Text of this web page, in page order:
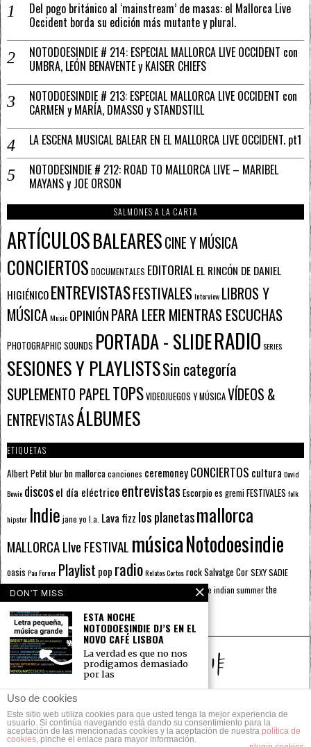
Del pogo británico al ‘mainstream’ de masas: el Mallorca Live
Occident borda su edición más mutante y plural.
NOTODOESINDIE # 214: ESPECIAL MALLORCA LIVE OCCIDENT con
UMBRA, LEÓN BENAVENTE y KAISER CHIEFS
NOTODOESINDIE # 213: ESPECIAL MALLORCA LIVE OCCIDENT con
CARMEN y MARÍA, DMASSO y STANDSTILL
LA ESCENA MUSICAL BALEAR EN EL MALLORCA LIVE OCCIDENT. pt1
NOTODESINDIE # 212: ROAD TO MALLORCA LIVE – MARIBEL
MAYANS y JOE ORSON
SALMONES A LA CARTA
ARTÍCULOSBALEARESCINE Y MÚSICA
CONCIERTOS DOCUMENTALES EDITORIALEL RINCÓN DE DANIEL
HIGIÉNICOENTREVISTASFESTIVALESInterview LIBROS Y
MÚSICAMusic OPINIÓNPARA LEER MIENTRAS ESCUCHAS
PHOTOGRAPHIC SOUNDS PORTADA - SLIDERADIO SERIES
SESIONES Y PLAYLISTSSin categoría
SUPLEMENTO PAPELTOPSVIDEOJUEGOS Y MÚSICAVÍDEOS &
ENTREVISTASÁLBUMES
ETIQUETAS
Albert Petitblurbn mallorcacanciones ceremoneyCONCIERTOS cultura David
Bowie discosel día eléctrico entrevistas Escorpioes gremiFESTIVALES folk
hipster Indie jane yo l.a. Lava fizz los planetasmallorca
MALLORCA LIve FESTIVAL músicaNotodoesindie
oasis Pau Forner Playlist pop radioRelatos CortosrockSalvatge CorSEXY SADIE
sputniksputnik radio the curethe indian summerthe
the wheelsu2 álbumes
© 2014 Todos los derechos reservados.
POLÍTICA DE PRIVACIDAD CONTACTO
Uso de cookies
Este sitio web utiliza cookies para que usted tenga la mejor experiencia de
usuario. Si continúa navegando está dando su consentimiento para la
aceptación de las mencionadas cookies y la aceptación de nuestra política de
cookies, pinche el enlace para mayor información.
DON'T MISS
ESTA NOCHE
NOTODOESINDIE DJ’S EN EL
NOVO CAFÉ LISBOA
La verdad es que no nos
prodigamos demasiado
por las
«Esta gala está llena de lo
gitano pero sin gitanos